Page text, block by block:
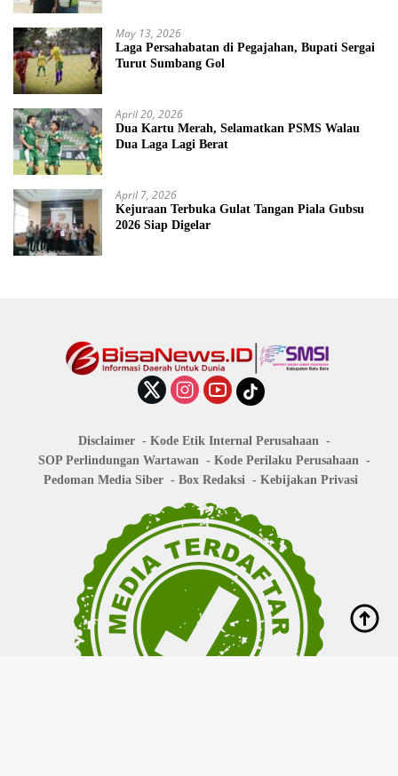
May 13, 2026
Laga Persahabatan di Pegajahan, Bupati Sergai
Turut Sumbang Gol
April 20, 2026
Dua Kartu Merah, Selamatkan PSMS Walau
Dua Laga Lagi Berat
April 7, 2026
Kejuraan Terbuka Gulat Tangan Piala Gubsu
2026 Siap Digelar
Disclaimer
Kode Etik Internal Perusahaan
SOP Perlindungan Wartawan
Kode Perilaku Perusahaan
Pedoman Media Siber
Box Redaksi Kebijakan Privasi